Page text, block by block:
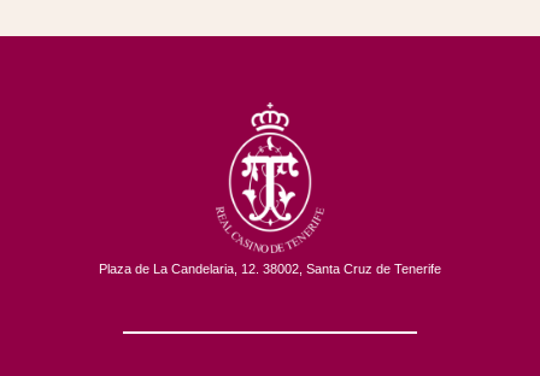
Plaza de La Candelaria, 12. 38002, Santa Cruz de Tenerife